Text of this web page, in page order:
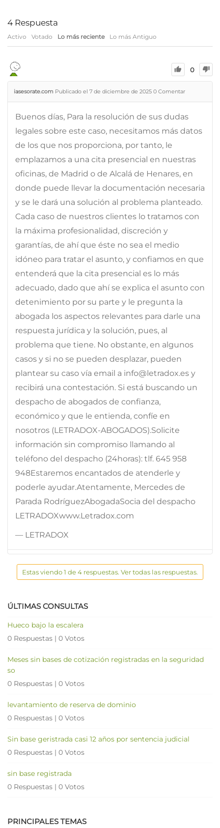
4 Respuesta
Activo Votado Lo más reciente Lo más Antiguo
0
iasesorate.com Publicado el 7 de diciembre de 2025 0 Comentar
Buenos días, Para la resolución de sus dudas
legales sobre este caso, necesitamos más datos
de los que nos proporciona, por tanto, le
emplazamos a una cita presencial en nuestras
oficinas, de Madrid o de Alcalá de Henares, en
donde puede llevar la documentación necesaria
y se le dará una solución al problema planteado.
Cada caso de nuestros clientes lo tratamos con
la máxima profesionalidad, discreción y
garantías, de ahí que éste no sea el medio
idóneo para tratar el asunto, y confiamos en que
entenderá que la cita presencial es lo más
adecuado, dado que ahí se explica el asunto con
detenimiento por su parte y le pregunta la
abogada los aspectos relevantes para darle una
respuesta jurídica y la solución, pues, al
problema que tiene. No obstante, en algunos
casos y si no se pueden desplazar, pueden
plantear su caso vía email a info@letradox.es y
recibirá una contestación. Si está buscando un
despacho de abogados de confianza,
económico y que le entienda, confíe en
nosotros (LETRADOX-ABOGADOS).Solicite
información sin compromiso llamando al
teléfono del despacho (24horas): tlf. 645 958
948Estaremos encantados de atenderle y
poderle ayudar.Atentamente, Mercedes de
Parada RodríguezAbogadaSocia del despacho
LETRADOXwww.Letradox.com
— LETRADOX
Estas viendo 1 de 4 respuestas. Ver todas las respuestas.
ÚLTIMAS CONSULTAS
Hueco bajo la escalera
0 Respuestas | 0 Votos
Meses sin bases de cotización registradas en la seguridad
so
0 Respuestas | 0 Votos
levantamiento de reserva de dominio
0 Respuestas | 0 Votos
Sin base geristrada casi 12 años por sentencia judicial
0 Respuestas | 0 Votos
sin base registrada
0 Respuestas | 0 Votos
PRINCIPALES TEMAS